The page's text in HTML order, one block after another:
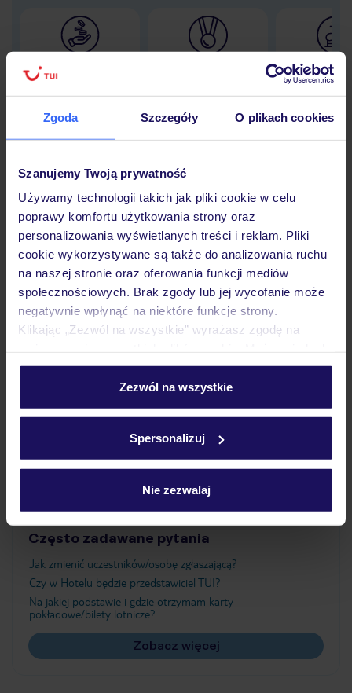
Zgoda Szczegóły O plikach cookies
Szanujemy Twoją prywatność
Używamy technologii takich jak pliki cookie w celu
poprawy komfortu użytkowania strony oraz
personalizowania wyświetlanych treści i reklam. Pliki
cookie wykorzystywane są także do analizowania ruchu
na naszej stronie oraz oferowania funkcji mediów
społecznościowych. Brak zgody lub jej wycofanie może
negatywnie wpłynąć na niektóre funkcje strony.
Klikając „Zezwól na wszystkie” wyrażasz zgodę na
personalizować swój wybór wchodząc w zakładkę
Szczegółowe informacje o plikach cookie znajdziesz
Zezwól na wszystkie
Spersonalizuj
Nie zezwalaj
30 lat w
Hotel
Opinie
Pokoje
Atrakcje
Ważne informacje
Często zadawane pytania
Jak zmienić uczestników/osobę zgłaszającą?
Czy w Hotelu będzie przedstawiciel TUI?
Na jakiej podstawie i gdzie otrzymam karty
pokładowe/bilety lotnicze?
Zobacz więcej